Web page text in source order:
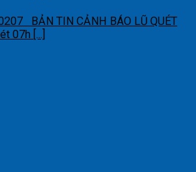
BẢN TIN CẢNH BÁO LŨ QUÉT
07h [...]